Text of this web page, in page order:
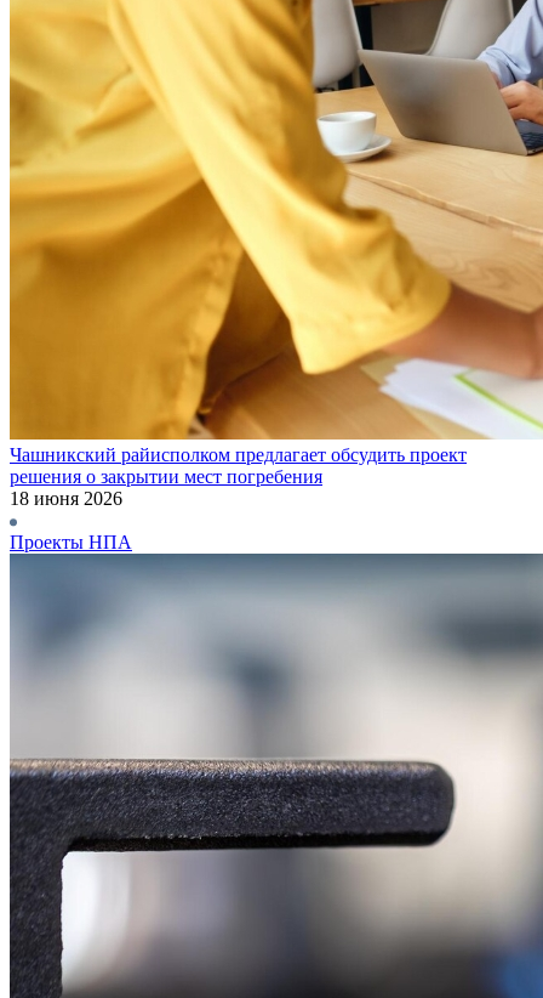
Чашникский райисполком предлагает обсудить проект
решения о закрытии мест погребения
18 июня 2026
Проекты НПА